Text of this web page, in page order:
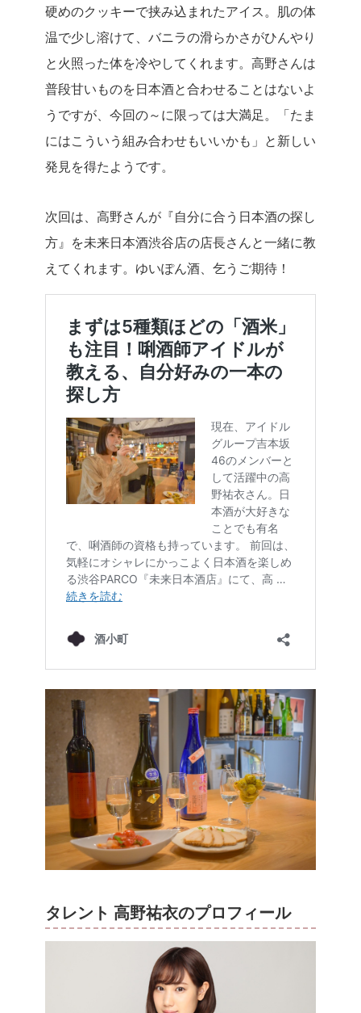
硬めのクッキーで挟み込まれたアイス。肌の体
温で少し溶けて、バニラの滑らかさがひんやり
と火照った体を冷やしてくれます。高野さんは
普段甘いものを日本酒と合わせることはないよ
うですが、今回の～に限っては大満足。「たま
にはこういう組み合わせもいいかも」と新しい
発見を得たようです。
次回は、高野さんが『自分に合う日本酒の探し
方』を未来日本酒渋谷店の店長さんと一緒に教
えてくれます。ゆいぽん酒、乞うご期待！
タレント 高野祐衣のプロフィール